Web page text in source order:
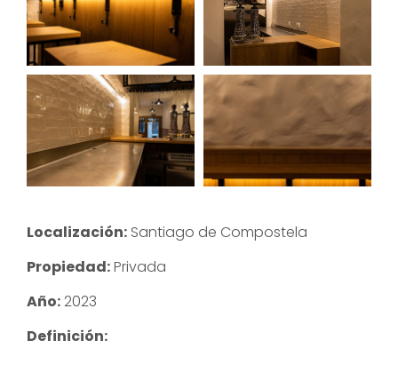
Localización: Santiago de Compostela
Propiedad:Privada
Año:2023
Definición: